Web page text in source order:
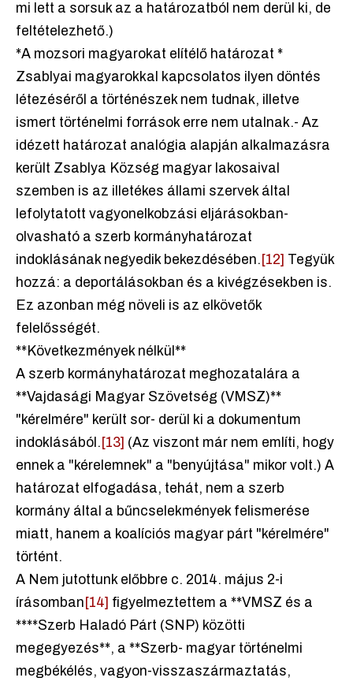
mi lett a sorsuk az a határozatból nem derül ki, de
feltételezhető.)
*A mozsori magyarokat elítélő határozat *
Zsablyai magyarokkal kapcsolatos ilyen döntés
létezéséről a történészek nem tudnak, illetve
ismert történelmi források erre nem utalnak.- Az
idézett határozat analógia alapján alkalmazásra
került Zsablya Község magyar lakosaival
szemben is az illetékes állami szervek által
lefolytatott vagyonelkobzási eljárásokban-
olvasható a szerb kormányhatározat
indoklásának negyedik bekezdésében. [12] Tegyük
hozzá: a deportálásokban és a kivégzésekben is.
Ez azonban még növeli is az elkövetők
felelősségét.
**Következmények nélkül**
A szerb kormányhatározat meghozatalára a
**Vajdasági Magyar Szövetség (VMSZ)**
"kérelmére" került sor- derül ki a dokumentum
indoklásából. [13] (Az viszont már nem említi, hogy
ennek a "kérelemnek" a "benyújtása" mikor volt.) A
határozat elfogadása, tehát, nem a szerb
kormány által a bűncselekmények felismerése
miatt, hanem a koalíciós magyar párt "kérelmére"
történt.
A Nem jutottunk előbbre c. 2014. május 2-i
írásomban [14] figyelmeztettem a **VMSZ és a
****Szerb Haladó Párt (SNP) közötti
megegyezés**, a **Szerb- magyar történelmi
megbékélés, vagyon-visszaszármaztatás,